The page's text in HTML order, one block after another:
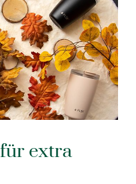
extra